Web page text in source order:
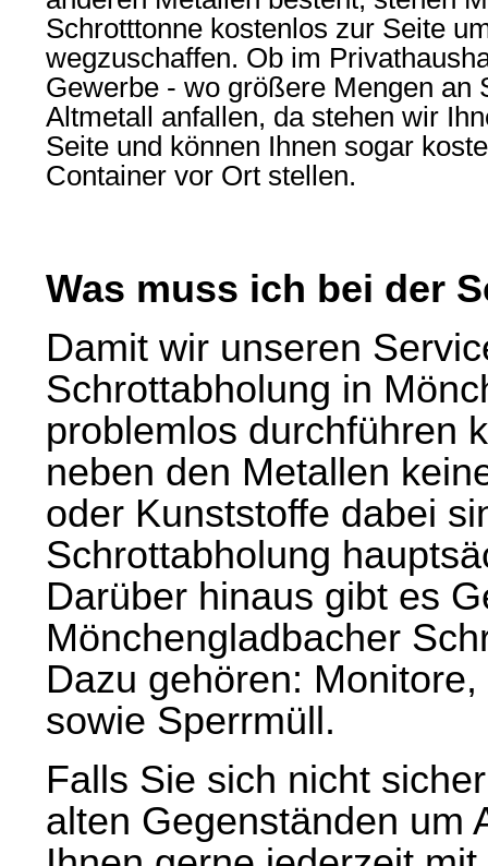
Schrotttonne kostenlos zur Seite
wegzuschaffen. Ob im
Gewerbe - wo größere Mengen an
Altmetall anfallen, da stehen wir
Seite und können Ihnen sogar
Container vor Ort stellen.
Was muss ich bei der
Damit wir unseren
Schrottabholung in
problemlos durchführen
neben den Metallen
oder Kunststoffe dabei
Schrottabholung
Darüber hinaus gibt es
Mönchengladbacher
Dazu gehören:
sowie Sperrmüll.
Falls Sie sich nicht
alten Gegenständen um